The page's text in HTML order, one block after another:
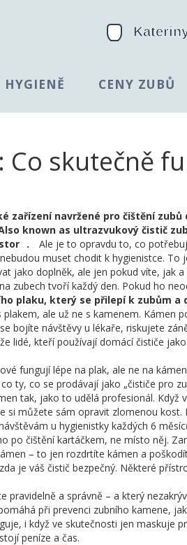
CENY ZUBŮ
Co skutečně
zařízení navržené pro čištění zubů
known as ultrazvukový čistič
.
Ale je to opravdu to, co
muset chodit k hygienistce. To
jako doplněk, ale jen pokud víte, jak a
zubech tvoří každý den. Pokud ho
plaku, který se přilepí k zubům a
ale už ne s kamenem. Kámen
bojíte návštěvy u lékaře, riskujete
lidé, kteří používají domácí čističe
fungují lépe na plak, ale ne na
ty, co se prodávají jako „čističe pro
tak, jako to udělá profesionál. Když
si můžete sám opravit zlomenou
u hygienistky každých 6
po čištění kartáčkem, ne místo něj.
– to jen rozdrtíte kámen a
je váš čistič bezpečný. Některé
pravidelně a správně – a který
při prevenci zubního kamene,
i když ve skutečnosti jen maskuje
peníze a čas.